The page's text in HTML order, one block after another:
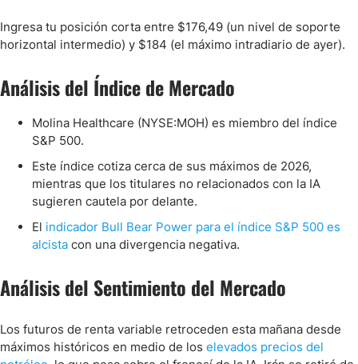
Ingresa tu posición corta entre $176,49 (un nivel de soporte
horizontal intermedio) y $184 (el máximo intradiario de ayer).
Análisis del Índice de Mercado
Molina Healthcare (NYSE:MOH) es miembro del índice
S&P 500.
Este índice cotiza cerca de sus máximos de 2026,
mientras que los titulares no relacionados con la IA
sugieren cautela por delante.
El indicador Bull Bear Power para el índice S&P 500 es
alcista con una divergencia negativa.
Análisis del Sentimiento del Mercado
Los futuros de renta variable retroceden esta mañana desde
máximos históricos en medio de los elevados precios del